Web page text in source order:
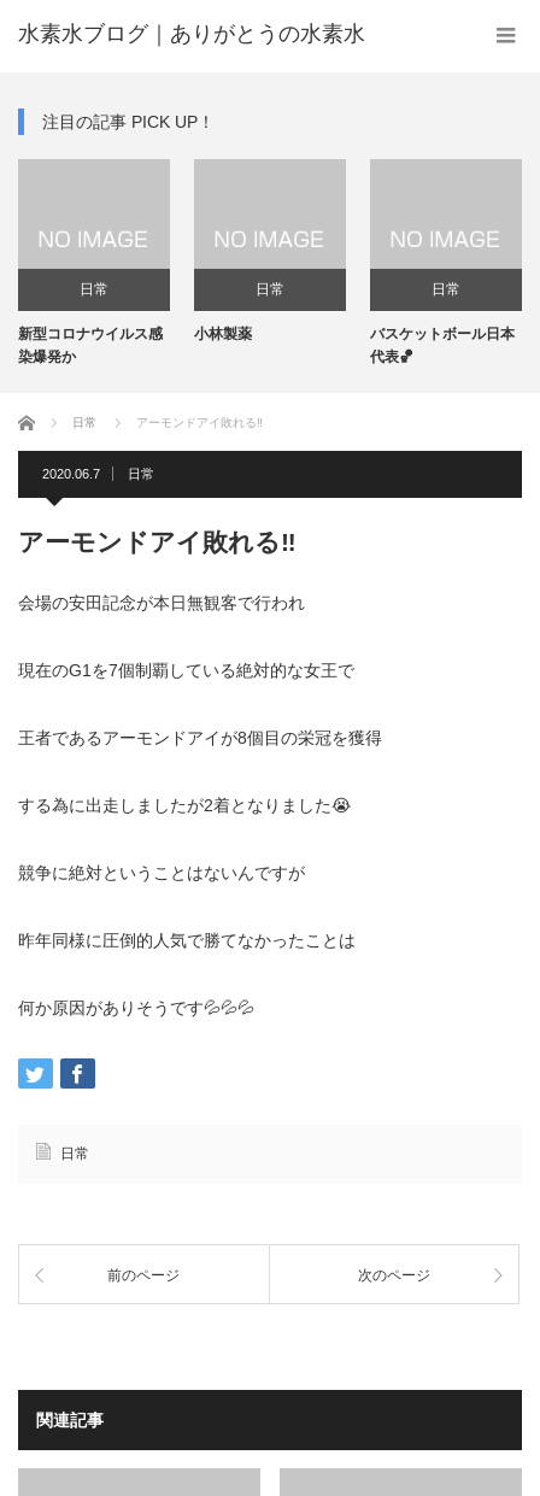
水素水ブログ｜ありがとうの水素水
注目の記事 PICK UP！
日常
新型コロナウイルス感
染爆発か
日常
小林製薬
日常
バスケットボール日本
代表🏀
ホーム 日常 アーモンドアイ敗れる‼️
2020.06.7 日常
アーモンドアイ敗れる‼️
会場の安田記念が本日無観客で行われ
現在のG1を7個制覇している絶対的な女王で
王者であるアーモンドアイが8個目の栄冠を獲得
する為に出走しましたが2着となりました😭
競争に絶対ということはないんですが
昨年同様に圧倒的人気で勝てなかったことは
何か原因がありそうです💦💦💦
日常
前のページ 次のページ
関連記事